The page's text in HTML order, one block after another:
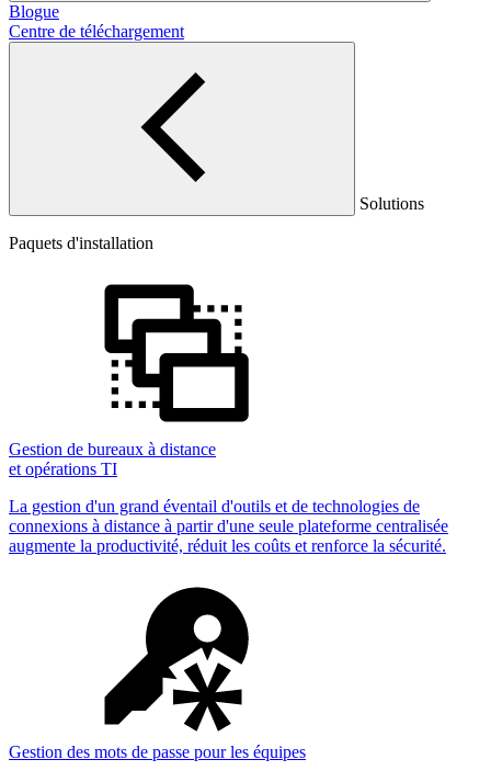
Blogue
Centre de téléchargement
Solutions
Paquets d'installation
Gestion de bureaux à distance
et opérations TI
La gestion d'un grand éventail d'outils et de technologies de
connexions à distance à partir d'une seule plateforme centralisée
augmente la productivité, réduit les coûts et renforce la sécurité.
Gestion des mots de passe pour les équipes